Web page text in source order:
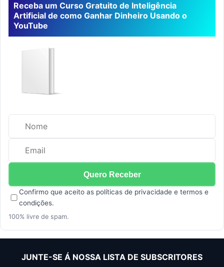
Receba um Curso Gratuito de Inteligência
Artificial de como Ganhar Dinheiro Usando o
YouTube
Confirmo que aceito as políticas de privacidadee termos e
condições.
100% livre de spam.
JUNTE-SE Á NOSSA LISTA DE SUBSCRITORES